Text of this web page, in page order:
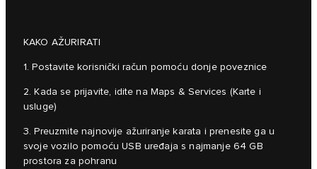
KAKO AŽURIRATI
1. Postavite korisnički račun pomoću donje poveznice
2. Kada se prijavite, idite na Maps & Services (Karte i
usluge)
3. Preuzmite najnovije ažuriranje karata i prenesite ga u
svoje vozilo pomoću USB uređaja s najmanje 64 GB
prostora za pohranu